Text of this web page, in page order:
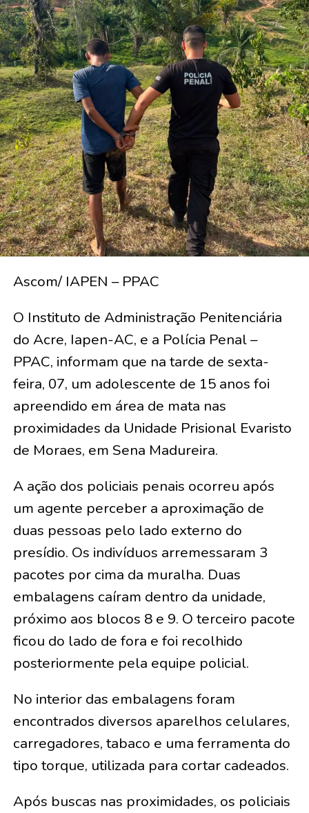
Ascom/ IAPEN – PPAC
O Instituto de Administração Penitenciária
do Acre, Iapen-AC, e a Polícia Penal –
PPAC, informam que na tarde de sexta-
feira, 07, um adolescente de 15 anos foi
apreendido em área de mata nas
proximidades da Unidade Prisional Evaristo
de Moraes, em Sena Madureira.
A ação dos policiais penais ocorreu após
um agente perceber a aproximação de
duas pessoas pelo lado externo do
presídio. Os indivíduos arremessaram 3
pacotes por cima da muralha. Duas
embalagens caíram dentro da unidade,
próximo aos blocos 8 e 9. O terceiro pacote
ficou do lado de fora e foi recolhido
posteriormente pela equipe policial.
No interior das embalagens foram
encontrados diversos aparelhos celulares,
carregadores, tabaco e uma ferramenta do
tipo torque, utilizada para cortar cadeados.
Após buscas nas proximidades, os policiais